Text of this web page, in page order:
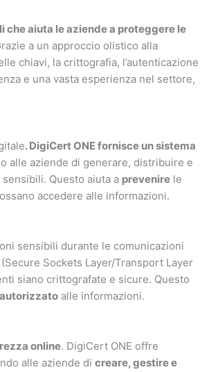
aiuta le aziende a proteggere le
a un approccio olistico alla
chiavi, la crittografia, l’autenticazione
e una vasta esperienza nel settore,
. DigiCert ONE fornisce un sistema
alle aziende di generare, distribuire e
Questo aiuta a prevenire le
accedere alle informazioni.
sensibili durante le comunicazioni
Sockets Layer/Transport Layer
siano crittografate e sicure. Questo
alle informazioni.
online. DigiCert ONE offre
alle aziende di creare, gestire e